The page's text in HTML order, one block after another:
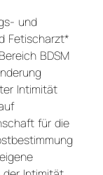
und
Fetischarzt*
BDSM
Intimität
für die